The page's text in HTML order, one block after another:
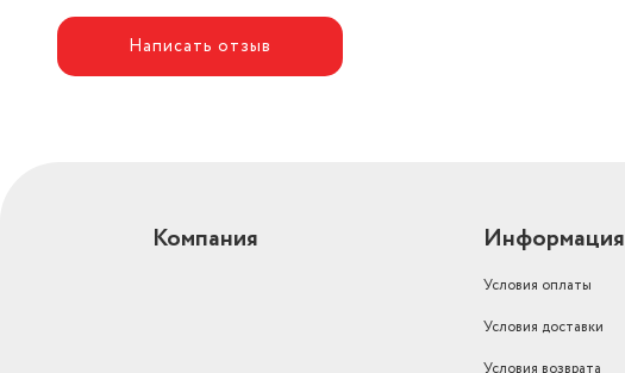
Написать отзыв
Компания Информация
Условия оплаты
Условия доставки
Условия возврата